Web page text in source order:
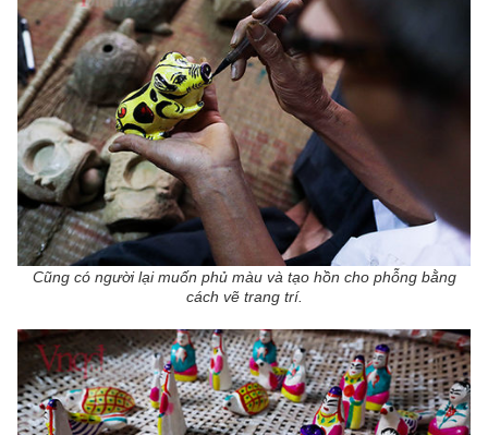
Cũng có người lại muốn phủ màu và tạo hồn cho phỗng bằng
cách vẽ trang trí.